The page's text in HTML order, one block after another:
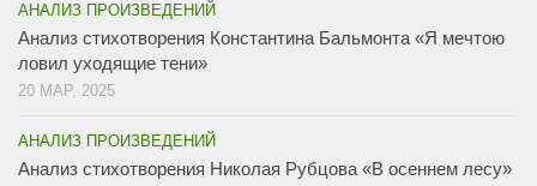
АНАЛИЗ ПРОИЗВЕДЕНИЙ
Анализ стихотворения Константина Бальмонта «Я мечтою
ловил уходящие тени»
20 МАР, 2025
АНАЛИЗ ПРОИЗВЕДЕНИЙ
Анализ стихотворения Николая Рубцова «В осеннем лесу»